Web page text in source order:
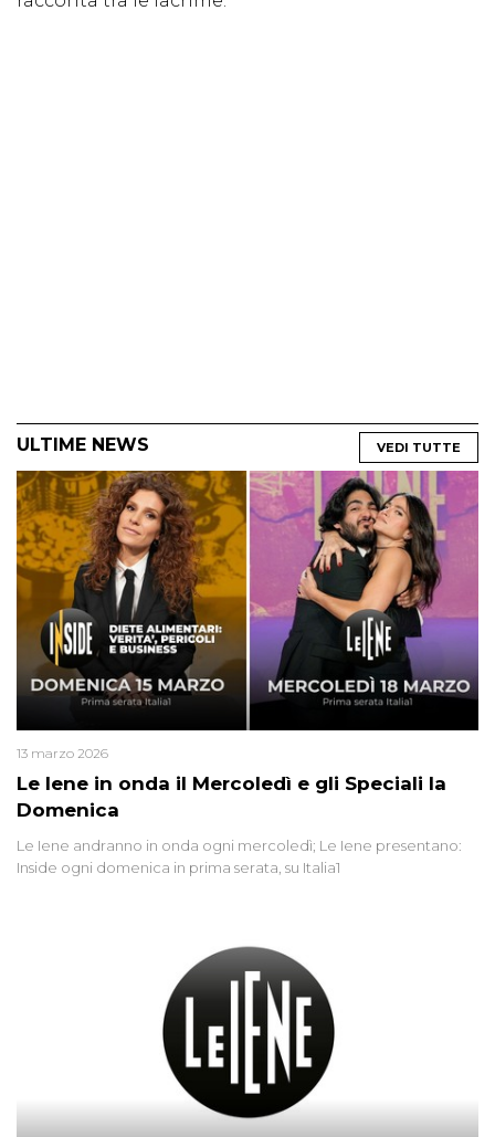
ULTIME NEWS VEDI TUTTE
Le Iene in onda il Mercoledì e gli Speciali la
Domenica
13 marzo 2026
Le Iene andranno in onda ogni mercoledì; Le Iene presentano:
Inside ogni domenica in prima serata, su Italia1